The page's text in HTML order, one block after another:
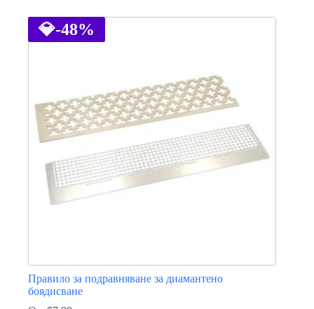
product
has
multiple
be
chosen
on
the
page
💎-48%
Правило за подравняване за диамантено
боядисване